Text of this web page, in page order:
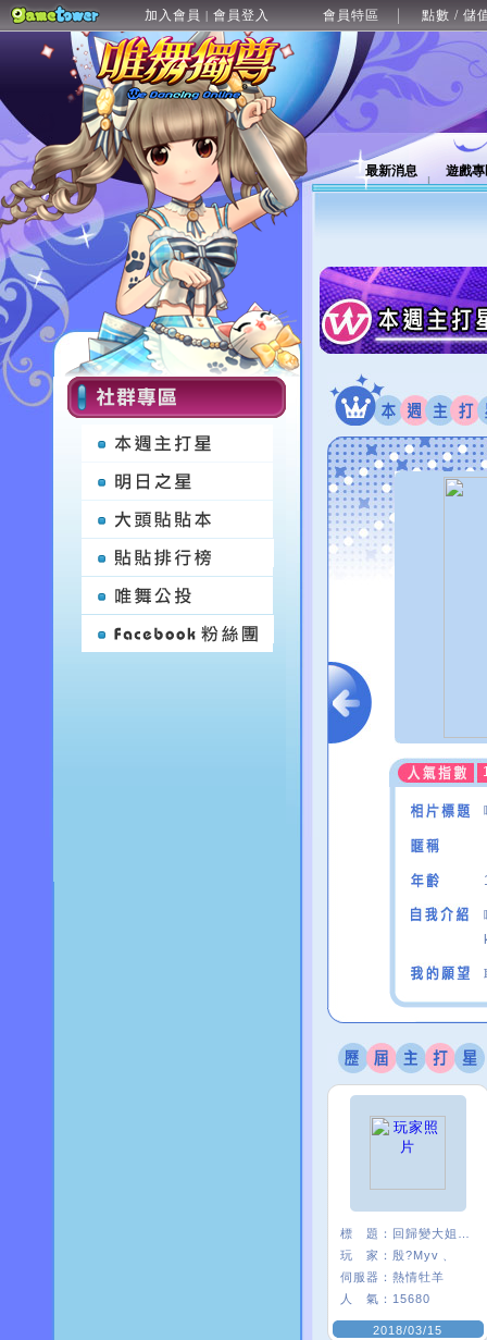
加入會員 | 會員登入 會員特區 點數 / 儲
最新消息 遊戲
標 題：
玩 家： 殷?Myv﹑
伺服器： 熱情牡羊
人 氣： 15680
2018/03/15